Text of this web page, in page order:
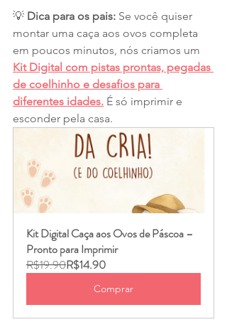
💡 Dica para os pais: Se você quiser
montar uma caça aos ovos completa
em poucos minutos, nós criamos um
Kit Digital com pistas prontas, pegadas
de coelhinho e desafios para
diferentes idades. É só imprimir e
esconder pela casa.
Kit Digital Caça aos Ovos de Páscoa –
Pronto para Imprimir
R$19.90R$14.90
Comprar